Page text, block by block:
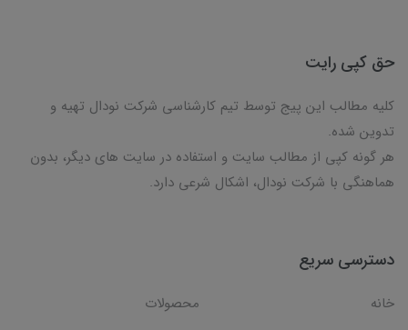
حق کپی رایت
کلیه مطالب این پیج توسط تیم کارشناسی شرکت نودال تهیه و
تدوین شده.
هر گونه کپی از مطالب سایت و استفاده در سایت های دیگر، بدون
هماهنگی با شرکت نودال، اشکال شرعی دارد.
دسترسی سریع
خانه
محصولات